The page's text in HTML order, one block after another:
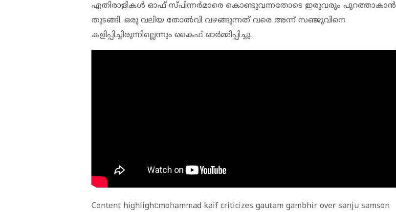
എതിരാളികൾ ഓഫ് സ്പിന്നർമാരെ കൊണ്ടുവന്നതോടെ ഇരുവരും പുറത്താകാൻ
തുടങ്ങി. ഒരു വലിയ തോൽവി വഴങ്ങുന്നത് വരെ അന്ന് സഞ്ജുവിനെ
കളിപ്പിച്ചിരുന്നില്ലെന്നും കൈഫ് ഓർമ്മിപ്പിച്ചു.
Content highlight:mohammad kaif criticizes gautam gambhir over sanju samson